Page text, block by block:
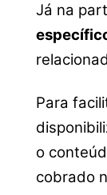
Já na
Para
o
cobrado